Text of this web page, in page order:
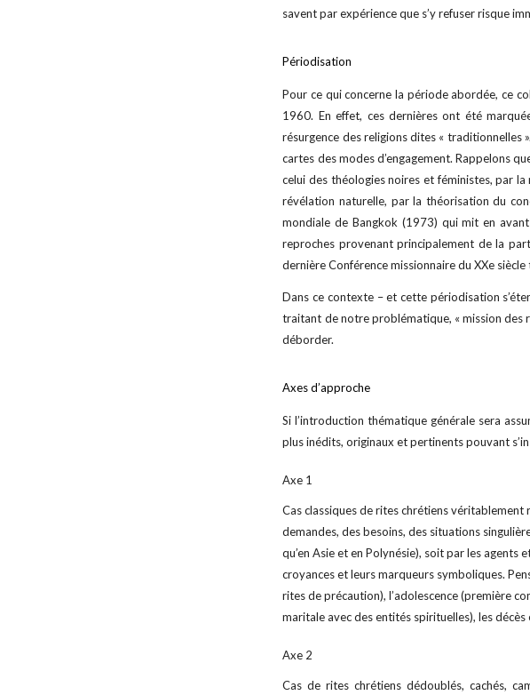
savent par expérience que s’y refuser risque
Périodisation
Pour ce qui concerne la période abordée, ce
1960. En effet, ces dernières ont été
résurgence des religions dites « traditionnelles
cartes des modes d’engagement. Rappelons
celui des théologies noires et féministes, par
révélation naturelle, par la théorisation du
mondiale de Bangkok (1973) qui mit en
reproches provenant principalement de la
dernière Conférence missionnaire du XXe
Dans ce contexte – et cette périodisation
traitant de notre problématique, « mission des
déborder.
Axes d’approche
Si l’introduction thématique générale sera
plus inédits, originaux et pertinents pouvant
Axe 1
Cas classiques de rites chrétiens
demandes, des besoins, des situations
qu’en Asie et en Polynésie), soit par les
croyances et leurs marqueurs symboliques.
rites de précaution), l’adolescence (première
maritale avec des entités spirituelles), les
Axe 2
Cas de rites chrétiens dédoublés, cachés,